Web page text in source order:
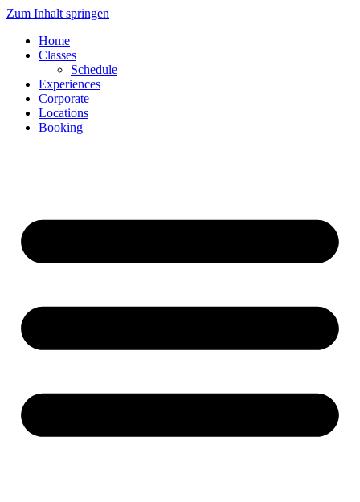
Zum Inhalt springen
Home
Classes
Schedule
Experiences
Corporate
Locations
Booking